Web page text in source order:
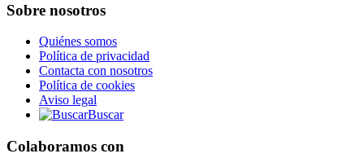
Sobre nosotros
Quiénes somos
Política de privacidad
Contacta con nosotros
Política de cookies
Aviso legal
Buscar
Colaboramos con